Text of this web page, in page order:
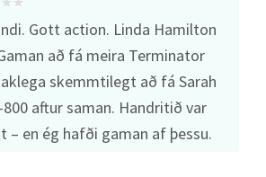
Gott action. Linda Hamilton
að fá meira Terminator
skemmtilegt að fá Sarah
aftur saman. Handritið var
– en ég hafði gaman af þessu.